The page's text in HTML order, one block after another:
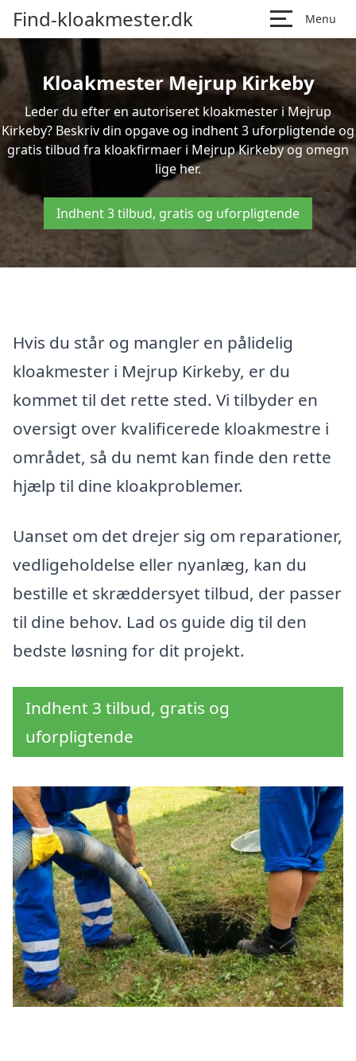
Find-kloakmester.dk Menu
Kloakmester Mejrup Kirkeby
Leder du efter en autoriseret kloakmester i Mejrup
Kirkeby? Beskriv din opgave og indhent 3 uforpligtende og
gratis tilbud fra kloakfirmaer i Mejrup Kirkeby og omegn
lige her.
Indhent 3 tilbud, gratis og uforpligtende
Hvis du står og mangler en pålidelig
kloakmester i Mejrup Kirkeby, er du
kommet til det rette sted. Vi tilbyder en
oversigt over kvalificerede kloakmestre i
området, så du nemt kan finde den rette
hjælp til dine kloakproblemer.
Uanset om det drejer sig om reparationer,
vedligeholdelse eller nyanlæg, kan du
bestille et skræddersyet tilbud, der passer
til dine behov. Lad os guide dig til den
bedste løsning for dit projekt.
Indhent 3 tilbud, gratis og
uforpligtende